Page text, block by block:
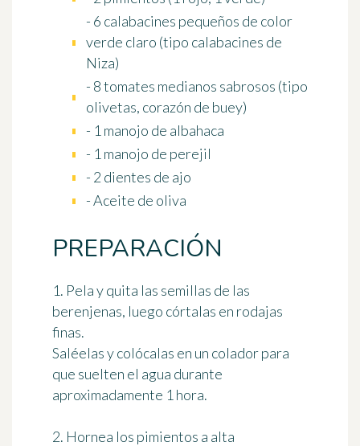
- 6 calabacines pequeños de color
verde claro (tipo calabacines de
Niza)
- 8 tomates medianos sabrosos (tipo
olivetas, corazón de buey)
- 1 manojo de albahaca
- 1 manojo de perejil
- 2 dientes de ajo
- Aceite de oliva
PREPARACIÓN
1. Pela y quita las semillas de las
berenjenas, luego córtalas en rodajas
finas.
Saléelas y colócalas en un colador para
que suelten el agua durante
aproximadamente 1 hora.
2. Hornea los pimientos a alta